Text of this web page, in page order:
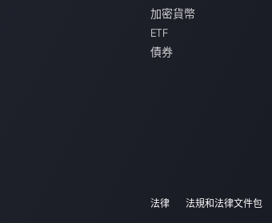
加密貨幣
ETF
債券
法律 法規和法律文件包